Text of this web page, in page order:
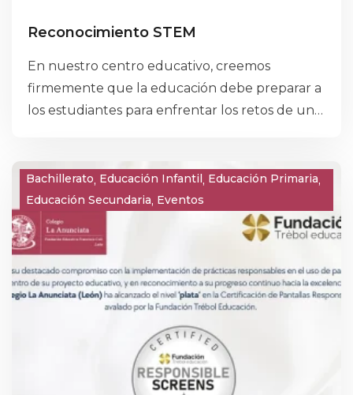
Reconocimiento STEM
En nuestro centro educativo, creemos
firmemente que la educación debe preparar a
los estudiantes para enfrentar los retos de un
un espacio donde la Ciencia, la Tecnología, la
Ingeniería y las Matemáticas se integran de
forma innovadora y práctica en el proceso de
aprendizaje.
Bachillerato Educación Infantil Educación Primaria
Educación Secundaria Eventos